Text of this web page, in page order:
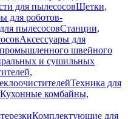
для пылесосовЩетки,
для роботов-
пылесосовСтанции,
Аксессуары для
швейного
и сушильных
Техника для
Кухонные комбайны,
Комплектующие для